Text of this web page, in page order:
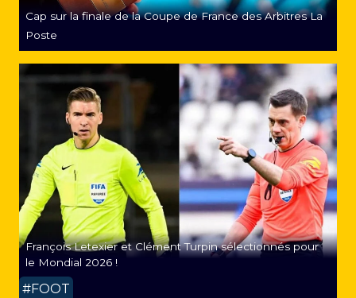
Cap sur la finale de la Coupe de France des Arbitres La
Poste
François Letexier et Clément Turpin sélectionnés pour
le Mondial 2026 !
#FOOT